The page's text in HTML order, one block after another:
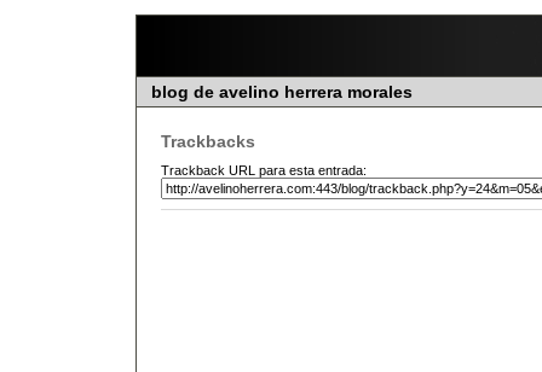
blog de avelino herrera morales
Trackbacks
Trackback URL para esta entrada: